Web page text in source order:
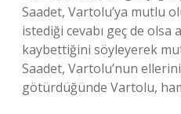
Saadet, Vartolu’ya mutlu
istediği cevabı geç de olsa
kaybettiğini söyleyerek
Saadet, Vartolu’nun
götürdüğünde Vartolu,